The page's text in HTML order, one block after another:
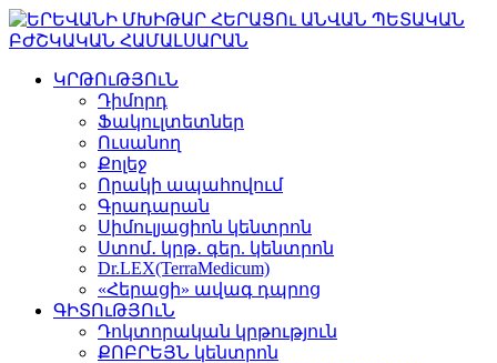
ԿՐԹՈւԹՅՈւՆ
Դիմորդ
Ֆակուլտետներ
Ուսանող
Քոլեջ
Որակի ապահովում
Գրադարան
Սիմուլյացիոն կենտրոն
Ստոմ․ կրթ․ գեր. կենտրոն
Dr.LEX(TerraMedicum)
«Հերացի» ավագ դպրոց
ԳԻՏՈւԹՅՈւՆ
Դոկտորական կրթություն
ՔՈԲՐԵՅՆ կենտրոն